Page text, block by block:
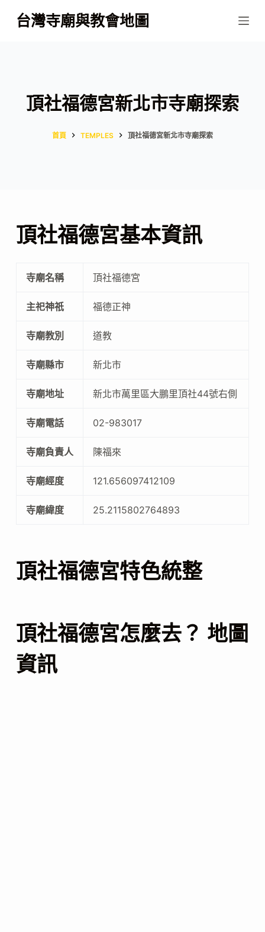
跳
至
台灣寺廟與教會地圖
頂社福德宮新北市寺廟探索
首頁 TEMPLES 頂社福德宮新北市寺廟探索
頂社福德宮基本資訊
寺廟名稱 頂社福德宮
主祀神祇 福德正神
寺廟教別 道教
寺廟縣市 新北市
寺廟地址 新北市萬里區大鵬里頂社44號右側
寺廟電話 02-983017
寺廟負責人 陳福來
寺廟經度 121.656097412109
寺廟緯度 25.2115802764893
頂社福德宮特色統整
頂社福德宮怎麼去？ 地圖
資訊